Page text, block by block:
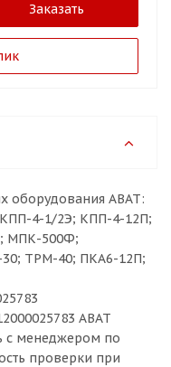
Заказать
оборудования ABAT:
4-1/2Э; КПП-4-12П;
МПК-500Ф;
ТРМ-40; ПКА6-12П;
ABAT
с менеджером по
проверки при